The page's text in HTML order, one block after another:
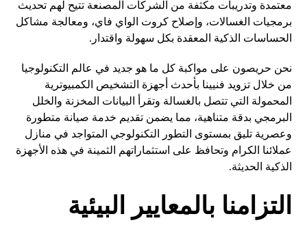
معتمدة وتدريبات مكثفة من الشركات المصنعة تتيح لهم تحديث
برمجيات الغسالات، وإصلاح كروت الواي فاي، ومعالجة مشاكل
الحساسات الذكية المعقدة بكل سهولة واقتدار.
نحن حريصون على مواكبة كل ما هو جديد في عالم التكنولوجيا
من خلال تزويد فنيينا بأحدث أجهزة التشخيص الكمبيوترية
المحمولة التي تتصل بالغسالة وتقرأ البيانات المخزنة والخلل
البرمجي بدقة متناهية، مما يضمن تقديم خدمة صيانة متطورة
وعصرية تليق بمستوى التطور التكنولوجي المتواجد في منازل
عملائنا الكرام وتحافظ على استثماراتهم الثمينة في هذه الأجهزة
الذكية الحديثة.
التزامنا بالمعايير البيئية